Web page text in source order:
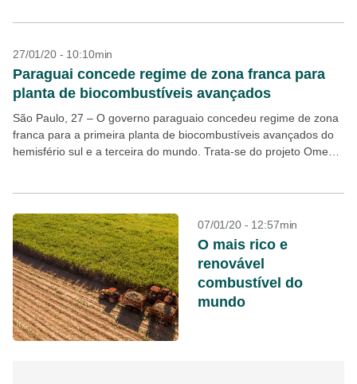
27/01/20 - 10:10min
Paraguai concede regime de zona franca para
planta de biocombustíveis avançados
São Paulo, 27 – O governo paraguaio concedeu regime de zona
franca para a primeira planta de biocombustíveis avançados do
hemisfério sul e a terceira do mundo. Trata-se do projeto Omega
07/01/20 - 12:57min
O mais rico e
renovável
combustível do
mundo